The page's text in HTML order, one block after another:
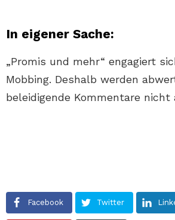
In eigener Sache:
„Promis und mehr“ engagiert
Mobbing. Deshalb werden
beleidigende Kommentare nicht
Facebook Twitter